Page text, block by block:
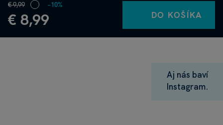
€ 9,99
€ 8,99
−10%
DO KOŠÍKA
Aj nás baví
Instagram.